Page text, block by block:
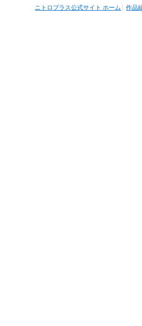
ニトロプラス公式サイト ホーム 作品